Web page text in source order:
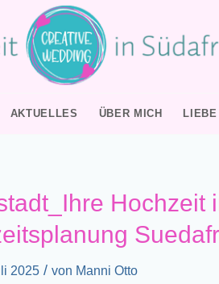
AKTUELLES ÜBER MICH LIEBE
Hochzeit
2025 / von Manni Otto